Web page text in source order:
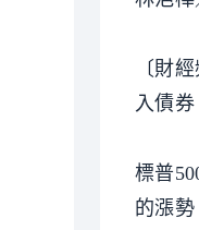
〔財
入債
標普
的漲